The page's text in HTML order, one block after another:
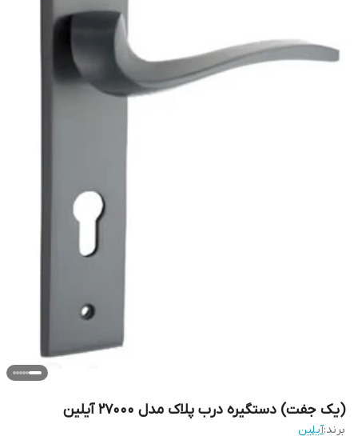
(یک جفت) دستگیره درب پلاک مدل 27000 آیلین
برند:آیلین